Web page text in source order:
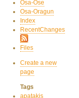
Osa-Ose
Osa-Oragun
Index
RecentChanges
Files
Create a new
page
Tags
apatakis